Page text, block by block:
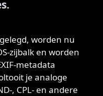
worden nu
zijbalk en worden
metadata
je analoge
, CPL- en andere